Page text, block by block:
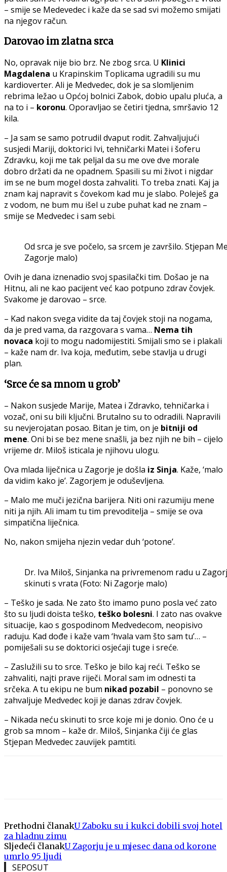
– smije se Medevedec i kaže da se sad svi možemo smijati
na njegov račun.
Darovao im zlatna srca
No, opravak nije bio brz. Ne zbog srca. U Klinici
Magdalena u Krapinskim Toplicama ugradili su mu
kardioverter. Ali je Medvedec, dok je sa slomljenim
rebrima ležao u Općoj bolnici Zabok, dobio upalu pluća, a
na to i – koronu. Oporavljao se četiri tjedna, smršavio 12
kila.
– Ja sam se samo potrudil dvaput rodit. Zahvaljujući
susjedi Mariji, doktorici Ivi, tehničarki Matei i šoferu
Zdravku, koji me tak peljal da su me ove dve morale
dobro držati da ne opadnem. Spasili su mi život i nigdar
im se ne bum mogel dosta zahvaliti. To treba znati. Kaj ja
znam kaj napravit s čovekom kad mu je slabo. Poleješ ga
z vodom, ne bum mu išel u zube puhat kad ne znam –
smije se Medvedec i sam sebi.
Od srca je sve počelo, sa srcem je završilo. Stjepan
Zagorje malo)
Ovih je dana iznenadio svoj spasilački tim. Došao je na
Hitnu, ali ne kao pacijent već kao potpuno zdrav čovjek.
Svakome je darovao – srce.
– Kad nakon svega vidite da taj čovjek stoji na nogama,
da je pred vama, da razgovara s vama… Nema tih
novaca koji to mogu nadomijestiti. Smijali smo se i plakali
– kaže nam dr. Iva koja, međutim, sebe stavlja u drugi
plan.
‘Srce će sa mnom u grob’
– Nakon susjede Marije, Matea i Zdravko, tehničarka i
vozač, oni su bili ključni. Brutalno su to odradili. Napravili
su nevjerojatan posao. Bitan je tim, on je bitniji od
mene. Oni bi se bez mene snašli, ja bez njih ne bih – cijelo
vrijeme dr. Miloš isticala je njihovu ulogu.
Ova mlada liječnica u Zagorje je došla iz Sinja. Kaže, ‘malo
da vidim kako je’. Zagorjem je oduševljena.
– Malo me muči jezična barijera. Niti oni razumiju mene
niti ja njih. Ali imam tu tim prevoditelja – smije se ova
simpatična liječnica.
No, nakon smijeha njezin vedar duh ‘potone’.
Dr. Iva Miloš, Sinjanka na privremenom radu u
skinuti s vrata (Foto: Ni Zagorje malo)
– Teško je sada. Ne zato što imamo puno posla već zato
što su ljudi doista teško, teško bolesni. I zato nas ovakve
situacije, kao s gospodinom Medvedecom, neopisivo
raduju. Kad dođe i kaže vam ‘hvala vam što sam tu’… –
pomiješali su se doktorici osjećaji tuge i sreće.
– Zaslužili su to srce. Teško je bilo kaj reći. Teško se
zahvaliti, najti prave riječi. Moral sam im odnesti ta
srčeka. A tu ekipu ne bum nikad pozabil – ponovno se
zahvaljuje Medvedec koji je danas zdrav čovjek.
– Nikada neću skinuti to srce koje mi je donio. Ono će u
grob sa mnom – kaže dr. Miloš, Sinjanka čiji će glas
Stjepan Medvedec zauvijek pamtiti.
Prethodni članakU Zaboku su i kukci dobili svoj hotel
za hladnu zimu
Sljedeći članakU Zagorju je u mjesec dana od korone
umrlo 95 ljudi
SEPOSUT